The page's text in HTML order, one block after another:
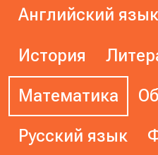
Английский язык
История
Математика
Русский язык